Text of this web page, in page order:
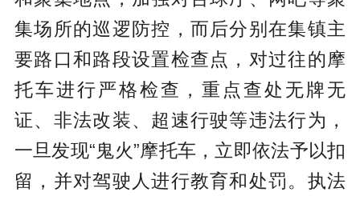
集场所的巡逻防控，而后分别在集镇主
要路口和路段设置检查点，对过往的摩
托车进行严格检查，重点查处无牌无
证、非法改装、超速行驶等违法行为，
一旦发现“鬼火”摩托车，立即依法予以扣
留，并对驾驶人进行教育和处罚。执法